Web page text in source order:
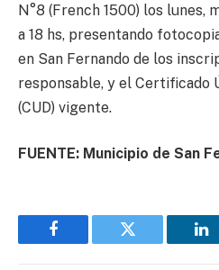
N°8 (French 1500) los lunes,
a 18 hs, presentando
en San Fernando de los
responsable, y el Certificado
(CUD) vigente.
FUENTE: Municipio de San
Facebook Twitter